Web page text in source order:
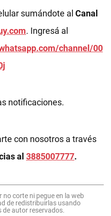
sumándote al Canal
. Ingresá al
channel/00
notificaciones.
con nosotros a través
al 3885007777.
corte ni pegue en la web
de redistribuirlas usando
de autor reservados.